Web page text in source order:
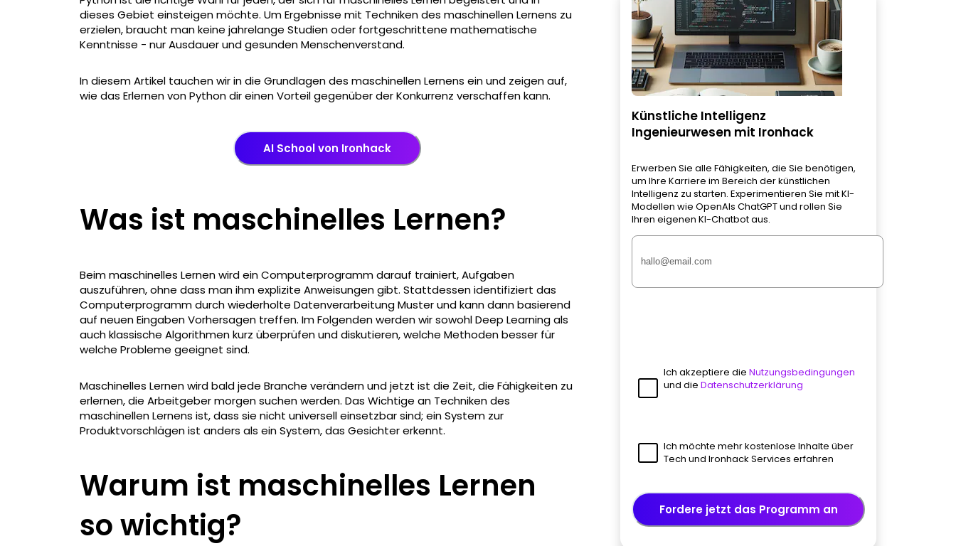
dieses Gebiet einsteigen möchte. Um Ergebnisse mit Techniken des maschinellen Lernens zu
erzielen, braucht man keine jahrelange Studien oder fortgeschrittene mathematische
Kenntnisse - nur Ausdauer und gesunden Menschenverstand.
In diesem Artikel tauchen wir in die Grundlagen des maschinellen Lernens ein und zeigen auf,
wie das Erlernen von Python dir einen Vorteil gegenüber der Konkurrenz verschaffen kann.
AI School von Ironhack
Was ist maschinelles Lernen?
Beim maschinelles Lernen wird ein Computerprogramm darauf trainiert, Aufgaben
auszuführen, ohne dass man ihm explizite Anweisungen gibt. Stattdessen identifiziert das
Computerprogramm durch wiederholte Datenverarbeitung Muster und kann dann basierend
auf neuen Eingaben Vorhersagen treffen. Im Folgenden werden wir sowohl Deep Learning als
auch klassische Algorithmen kurz überprüfen und diskutieren, welche Methoden besser für
welche Probleme geeignet sind.
Maschinelles Lernen wird bald jede Branche verändern und jetzt ist die Zeit, die Fähigkeiten zu
erlernen, die Arbeitgeber morgen suchen werden. Das Wichtige an Techniken des
maschinellen Lernens ist, dass sie nicht universell einsetzbar sind; ein System zur
Produktvorschlägen ist anders als ein System, das Gesichter erkennt.
Warum ist maschinelles Lernen
so wichtig?
Künstliche Intelligenz
Ingenieurwesen mit Ironhack
Erwerben Sie alle Fähigkeiten, die Sie benötigen,
um Ihre Karriere im Bereich der künstlichen
Intelligenz zu starten. Experimentieren Sie mit KI-
Modellen wie OpenAIs ChatGPT und rollen Sie
Ihren eigenen KI-Chatbot aus.
Ich akzeptiere die Nutzungsbedingungen
und die Datenschutzerklärung
Ich möchte mehr kostenlose Inhalte über
Tech und Ironhack Services erfahren
Fordere jetzt das Programm an